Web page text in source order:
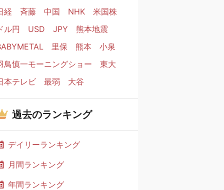
経
斉藤 中国 NHK
米国株
ル円
USD JPY
熊本地震
里保 熊本
小泉
鳥慎一モーニングショー
東大
本テレビ
最弱 大谷
過去のランキング
デイリーランキング
月間ランキング
年間ランキング